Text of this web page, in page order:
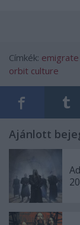
Címkék: emigrate
orbit culture
Ajánlott